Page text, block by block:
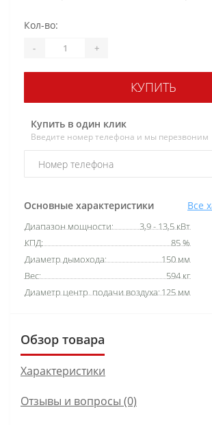
Основные характеристики Все
Диапазон мощности:
3,9 - 13,5 кВт
КПД:
85 %
Диаметр дымохода:
150 мм
Вес:
594 кг
Диаметр центр. подачи воздуха:125 мм
Кол-во:
- +
КУПИТЬ
Купить в один клик
Введите номер телефона и мы перезвоним
Обзор товара
Характеристики
Отзывы и вопросы (0)